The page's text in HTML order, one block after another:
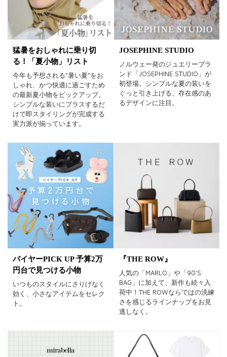
猛暑をおしゃれに乗り切
る！「夏小物」リスト
今年も予想される“暑い夏”をお
しゃれ、かつ快適に過ごすため
の最新夏小物をピックアップ。
シンプルな装いにプラスするだ
けで即スタイリングが完成する
実力派が揃っています。
JOSEPHINE STUDIO
ノルウェー発のジュエリーブラ
ンド「JOSEPHINE STUDIO」が
初登場。シンプルな夏の装いを
ぐっと引き上げる、存在感のあ
るデザインに注目。
バイヤーPICK UP 予算2万
円台で見つける小物
いつものスタイルにさりげなく
効く、小さなアイテムをセレク
ト。
『THE ROW』
人気の「MARLO」や「90'S
BAG」に加えて、新作も続々入
荷中！THE ROWならではの洗練
さを感じるラインナップをお見
逃しなく。